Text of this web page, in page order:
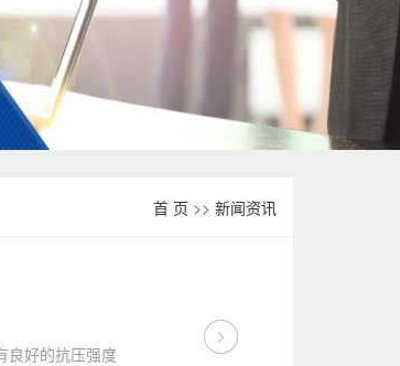
首 页 >> 新闻资讯
良好的抗压强度